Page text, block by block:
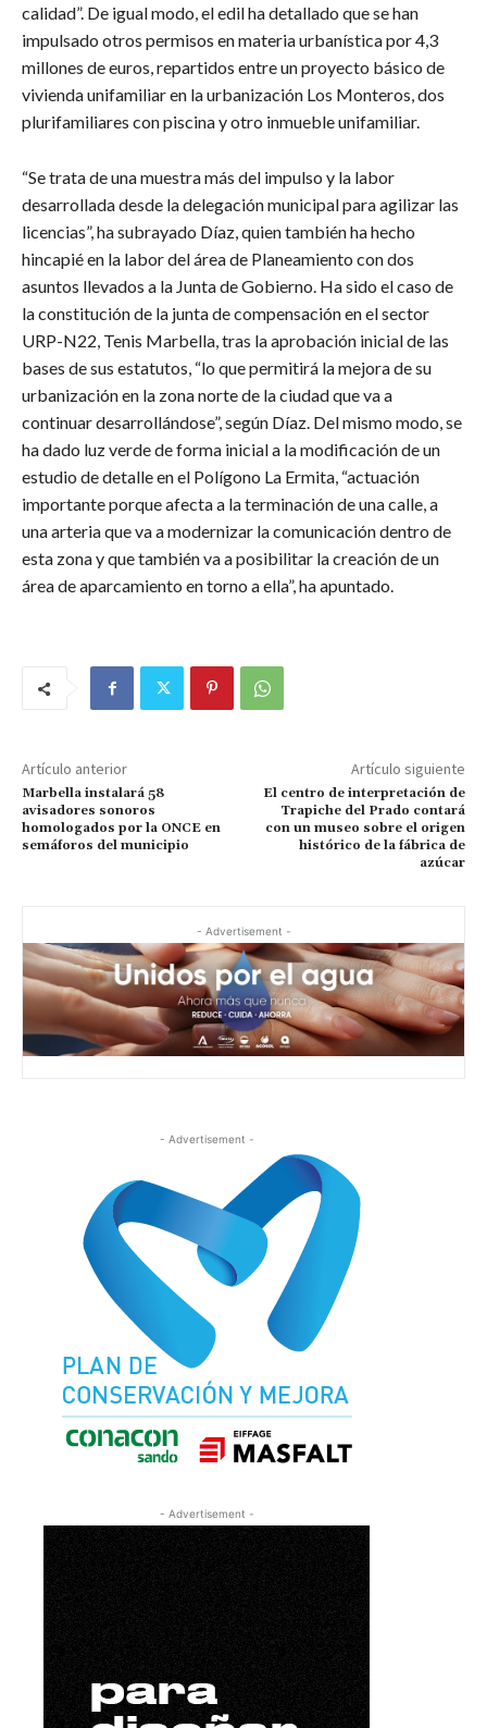
calidad”. De igual modo, el edil ha detallado que se han
impulsado otros permisos en materia urbanística por 4,3
millones de euros, repartidos entre un proyecto básico de
vivienda unifamiliar en la urbanización Los Monteros, dos
plurifamiliares con piscina y otro inmueble unifamiliar.
“Se trata de una muestra más del impulso y la labor
desarrollada desde la delegación municipal para agilizar las
licencias”, ha subrayado Díaz, quien también ha hecho
hincapié en la labor del área de Planeamiento con dos
asuntos llevados a la Junta de Gobierno. Ha sido el caso de
la constitución de la junta de compensación en el sector
URP-N22, Tenis Marbella, tras la aprobación inicial de las
bases de sus estatutos, “lo que permitirá la mejora de su
urbanización en la zona norte de la ciudad que va a
continuar desarrollándose”, según Díaz. Del mismo modo, se
ha dado luz verde de forma inicial a la modificación de un
estudio de detalle en el Polígono La Ermita, “actuación
importante porque afecta a la terminación de una calle, a
una arteria que va a modernizar la comunicación dentro de
esta zona y que también va a posibilitar la creación de un
área de aparcamiento en torno a ella”, ha apuntado.
Artículo anterior
Marbella instalará 58
avisadores sonoros
homologados por la ONCE en
semáforos del municipio
Artículo siguiente
El centro de interpretación de
Trapiche del Prado contará
con un museo sobre el origen
histórico de la fábrica de
azúcar
- Advertisement -
- Advertisement -
- Advertisement -